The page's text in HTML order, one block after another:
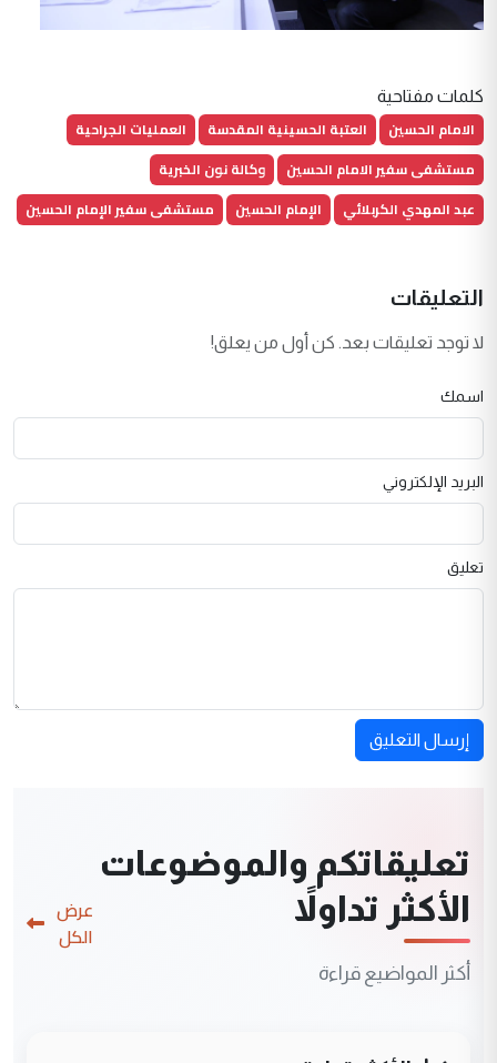
كلمات مفتاحية
الامام الحسين العتبة الحسينية المقدسة
العمليات الجراحية
مستشفى سفير الامام الحسين
وكالة نون الخبرية
عبد المهدي الكربلائي
الإمام الحسين مستشفى سفير الإمام الحسين
التعليقات
لا توجد تعليقات بعد. كن أول من يعلق!
اسمك
البريد الإلكتروني
تعليق
إرسال التعليق
تعليقاتكم والموضوعات
الأكثر تداولاً
أكثر المواضيع قراءة
عرض
الكل